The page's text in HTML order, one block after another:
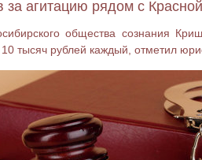
агитацию рядом с
общества сознания
тысяч рублей каждый, отметил